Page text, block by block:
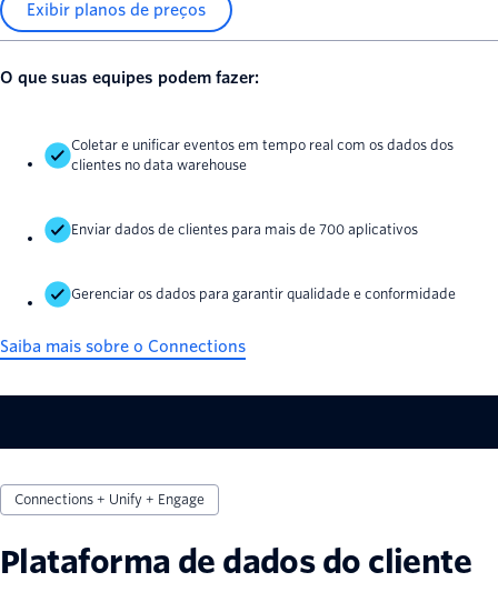
Exibir planos de preços
O que suas equipes podem fazer:
Coletar e unificar eventos em tempo real com os dados dos
clientes no data warehouse
Enviar dados de clientes para mais de 700 aplicativos
Gerenciar os dados para garantir qualidade e conformidade
Saiba mais sobre o Connections
Connections + Unify + Engage
Plataforma de dados do cliente